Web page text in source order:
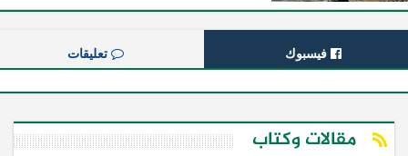
فيسبوك تعليقات
مقالات وكتاب